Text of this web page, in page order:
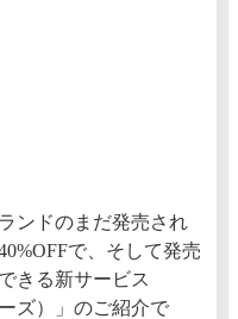
ンドのまだ発売され
で、そして発売
きる新サービス
ーズ）」のご紹介で